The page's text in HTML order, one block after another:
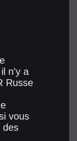
n'y a
Russe
vous
des